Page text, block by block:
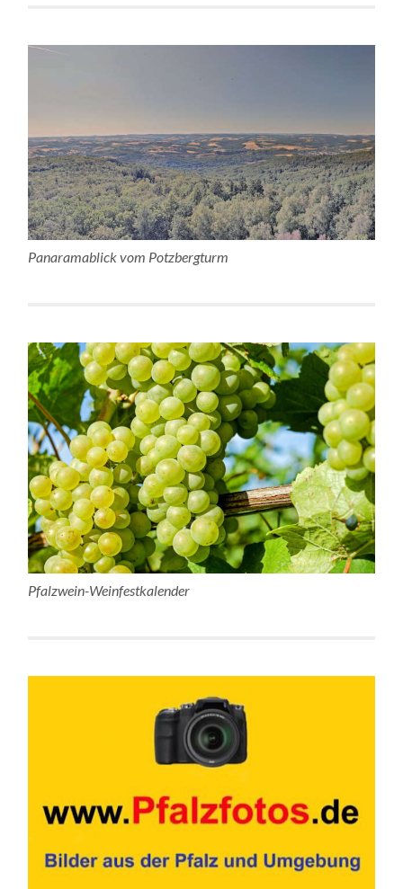
Panaramablick vom Potzbergturm
Pfalzwein-Weinfestkalender